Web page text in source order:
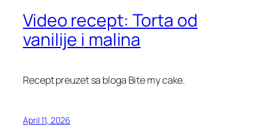
Video recept: Torta od
vanilije i malina
Recept preuzet sa bloga Bite my cake.
April 11, 2026